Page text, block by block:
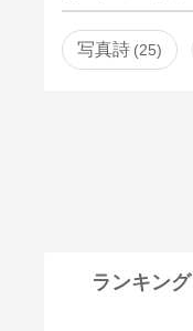
写真詩 25
ランキング